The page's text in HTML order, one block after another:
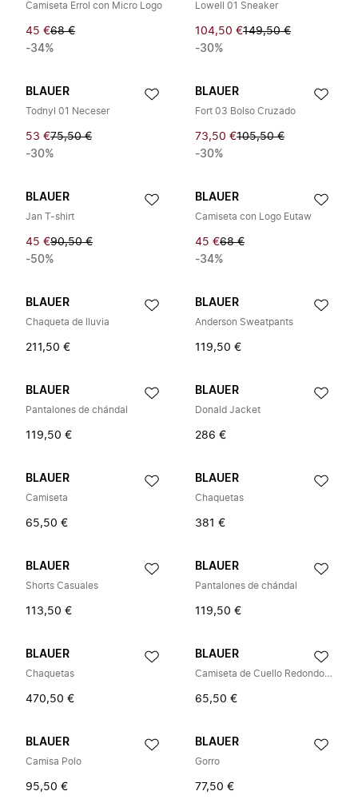
Camiseta Errol con Micro Logo
45 €68 €
-34%
Lowell 01 Sneaker
104,50 €149,50 €
-30%
BLAUER
Todnyl 01 Neceser
53 €75,50 €
-30%
BLAUER
Fort 03 Bolso Cruzado
73,50 €105,50 €
-30%
BLAUER
Jan T-shirt
45 €90,50 €
-50%
BLAUER
Camiseta con Logo Eutaw
45 €68 €
-34%
BLAUER
Chaqueta de lluvia
211,50 €
BLAUER
Anderson Sweatpants
119,50 €
BLAUER
Pantalones de chándal
119,50 €
BLAUER
Donald Jacket
286 €
BLAUER
Camiseta
65,50 €
BLAUER
Chaquetas
381 €
BLAUER
Shorts Casuales
113,50 €
BLAUER
Pantalones de chándal
119,50 €
BLAUER
Chaquetas
470,50 €
BLAUER
Camiseta de Cuello Redondo Acanalado
65,50 €
BLAUER
Camisa Polo
95,50 €
BLAUER
Gorro
77,50 €